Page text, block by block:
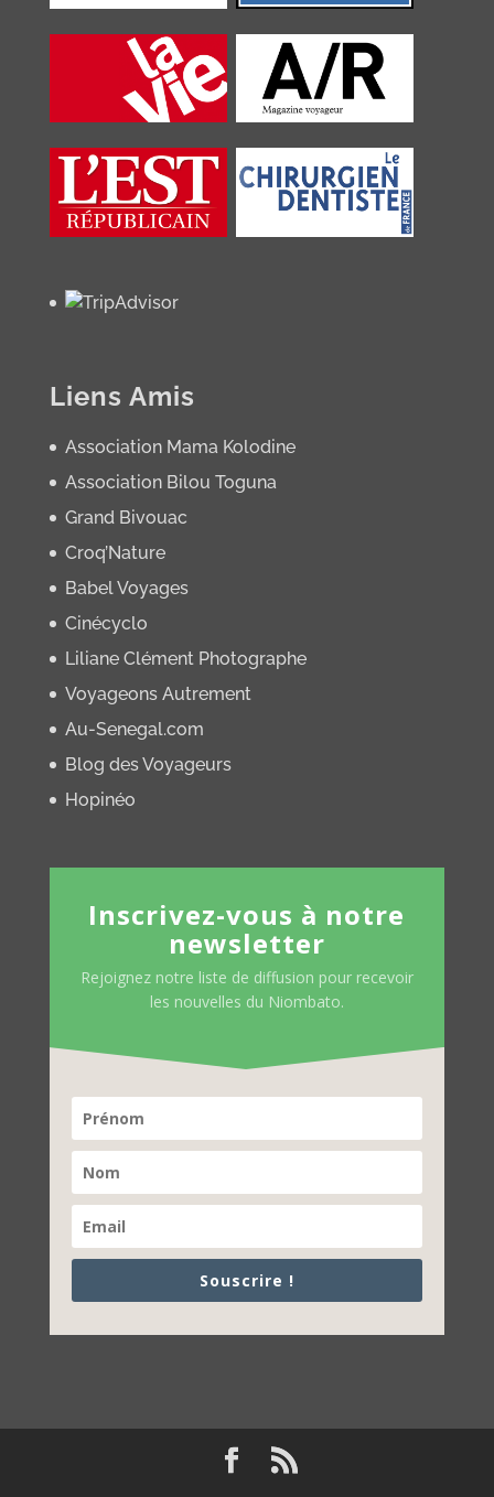
Liens Amis
Association Mama Kolodine
Association Bilou Toguna
Grand Bivouac
Croq’Nature
Babel Voyages
Cinécyclo
Liliane Clément Photographe
Voyageons Autrement
Au-Senegal.com
Blog des Voyageurs
Hopinéo
Inscrivez-vous à notre
newsletter
Rejoignez notre liste de diffusion pour recevoir
les nouvelles du Niombato.
Souscrire !